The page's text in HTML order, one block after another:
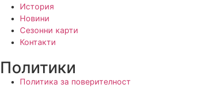
История
Новини
Сезонни карти
Контакти
Политики
Политика за поверителност